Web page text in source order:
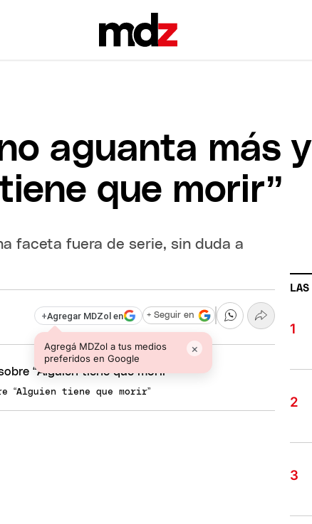
aguanta más
que morir”
faceta fuera de serie, sin duda a
+Agregar MDZol en
Agregá MDZol a tus medios
preferidos en Google
×
+ Seguir en
“Alguien tiene que morir”